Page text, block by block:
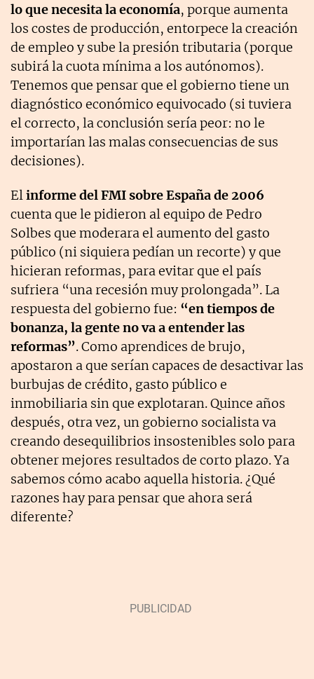
lo que necesita la economía, porque aumenta
los costes de producción, entorpece la creación
de empleo y sube la presión tributaria (porque
subirá la cuota mínima a los autónomos).
Tenemos que pensar que el gobierno tiene un
diagnóstico económico equivocado (si tuviera
el correcto, la conclusión sería peor: no le
importarían las malas consecuencias de sus
decisiones).
Elinforme del FMI sobre España de 2006
cuenta que le pidieron al equipo de Pedro
Solbes que moderara el aumento del gasto
público (ni siquiera pedían un recorte) y que
hicieran reformas, para evitar que el país
sufriera “una recesión muy prolongada”. La
respuesta del gobierno fue: “en tiempos de
bonanza, la gente no va a entender las
reformas”. Como aprendices de brujo,
apostaron a que serían capaces de desactivar las
burbujas de crédito, gasto público e
inmobiliaria sin que explotaran. Quince años
después, otra vez, un gobierno socialista va
creando desequilibrios insostenibles solo para
obtener mejores resultados de corto plazo. Ya
sabemos cómo acabo aquella historia. ¿Qué
razones hay para pensar que ahora será
diferente?